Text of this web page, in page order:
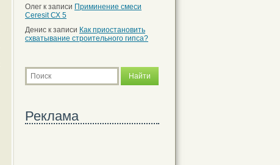
Олег к записи Приминение смеси
Ceresit СХ 5
Денис к записи Как приостановить
схватывание строительного гипса?
Реклама